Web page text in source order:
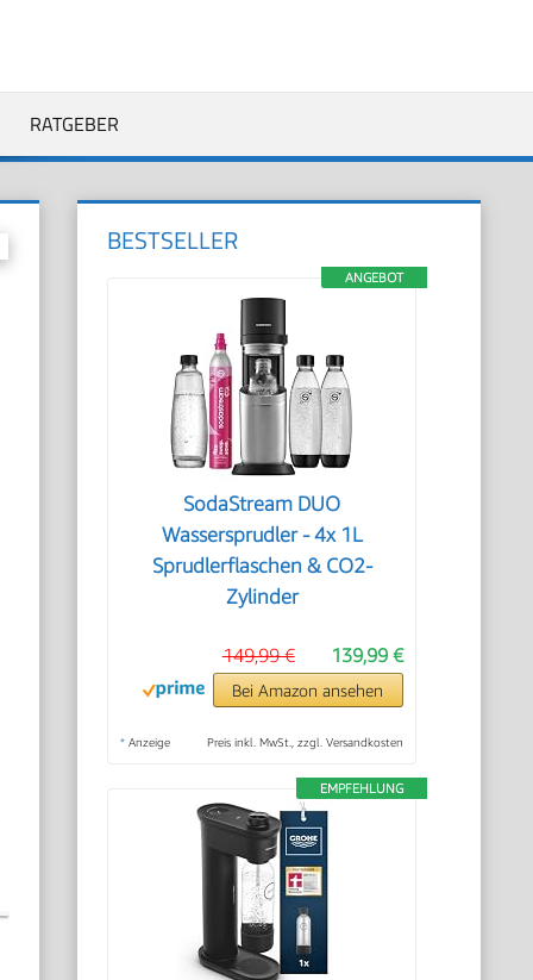
RATGEBER
BESTSELLER
ANGEBOT
SodaStream DUO
Wassersprudler - 4x 1L
Sprudlerflaschen & CO2-
Zylinder
139,99 €
149,99 €
Bei Amazon ansehen
* Anzeige Preis inkl. MwSt., zzgl. Versandkosten
EMPFEHLUNG